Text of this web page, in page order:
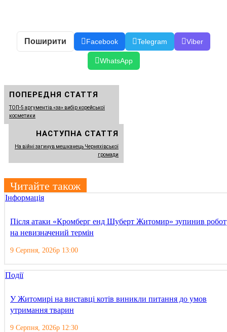
Поширити Facebook Telegram Viber
WhatsApp
ПОПЕРЕДНЯ СТАТТЯ
ТОП-5 аргументів «за» вибір корейської
косметики
НАСТУПНА СТАТТЯ
На війні загинув мешканець Черняхівської
громади
Читайте також
Інформація
Після атаки «Кромберг енд Шуберт Житомир» зупинив
на невизначений термін
9 Серпня, 2026р 13:00
Події
У Житомирі на виставці котів виникли питання до умов
утримання тварин
9 Серпня, 2026р 12:30